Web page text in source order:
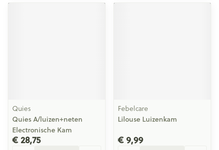
Quies
Quies A/luizen+neten
Electronische Kam
€ 28,75
Febelcare
Lilouse Luizenkam
€ 9,99